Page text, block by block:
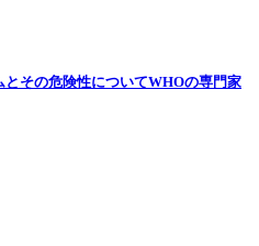
その危険性についてWHOの専門家